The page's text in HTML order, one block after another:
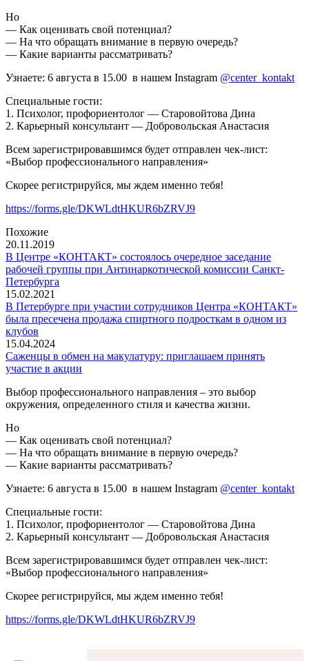
Но
— Как оценивать свой потенциал?
— На что обращать внимание в первую очередь?
— Какие варианты рассматривать?
Узнаете: 6 августа в 15.00 в нашем Instagram @center_kontakt
Специальные гости:
1. Психолог, профориентолог — Старовойтова Дина
2. Карьерный консультант — Добровольская Анастасия
Всем зарегистрировавшимся будет отправлен чек-лист:
«Выбор профессионального направления»
Скорее регистрируйся, мы ждем именно тебя!
https://forms.gle/DKWLdtHKUR6bZRVJ9
Похожие
20.11.2019
В Центре «КОНТАКТ» состоялось очередное заседание
рабочей группы при Антинаркотической комиссии Санкт-
Петербурга
15.02.2021
В Петербурге при участии сотрудников Центра «КОНТАКТ»
была пресечена продажа спиртного подросткам в одном из
клубов
15.04.2024
Саженцы в обмен на макулатуру: приглашаем принять
участие в акции
Выбор профессионального направления – это выбор
окружения, определенного стиля и качества жизни.
Но
— Как оценивать свой потенциал?
— На что обращать внимание в первую очередь?
— Какие варианты рассматривать?
Узнаете: 6 августа в 15.00 в нашем Instagram @center_kontakt
Специальные гости:
1. Психолог, профориентолог — Старовойтова Дина
2. Карьерный консультант — Добровольская Анастасия
Всем зарегистрировавшимся будет отправлен чек-лист:
«Выбор профессионального направления»
Скорее регистрируйся, мы ждем именно тебя!
https://forms.gle/DKWLdtHKUR6bZRVJ9